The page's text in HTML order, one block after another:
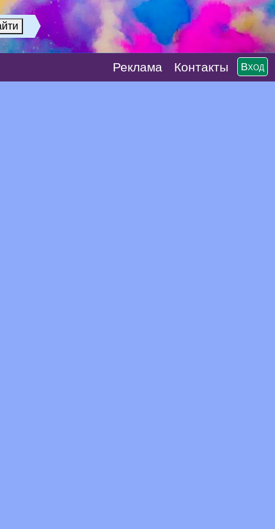
Реклaма Контакты Вход